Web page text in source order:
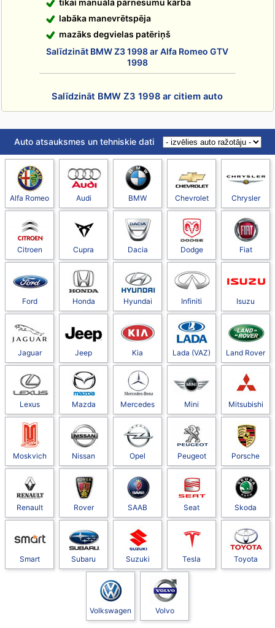
labāka manevrētspēja
mazāks degvielas patēriņš
Salīdzināt BMW Z3 1998 ar Alfa Romeo GTV
1998
Salīdzināt BMW Z3 1998 ar citiem auto
Auto atsauksmes un tehniskie dati
Alfa Romeo Audi BMW Chevrolet Chrysler
Citroen Cupra Dacia Dodge Fiat
Ford Honda Hyundai Infiniti Isuzu
Jaguar Jeep Kia Lada (VAZ) Land Rover
Lexus Mazda Mercedes Mini Mitsubishi
Moskvich Nissan Opel Peugeot Porsche
Renault Rover SAAB Seat Skoda
Smart Subaru Suzuki Tesla Toyota
Volkswagen Volvo